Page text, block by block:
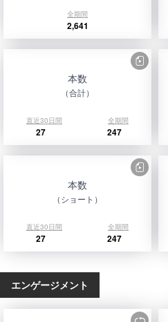
全期間
2,641
本数
（合計）
直近30日間 全期間
27 247
本数
（ショート）
直近30日間 全期間
27 247
エンゲージメント